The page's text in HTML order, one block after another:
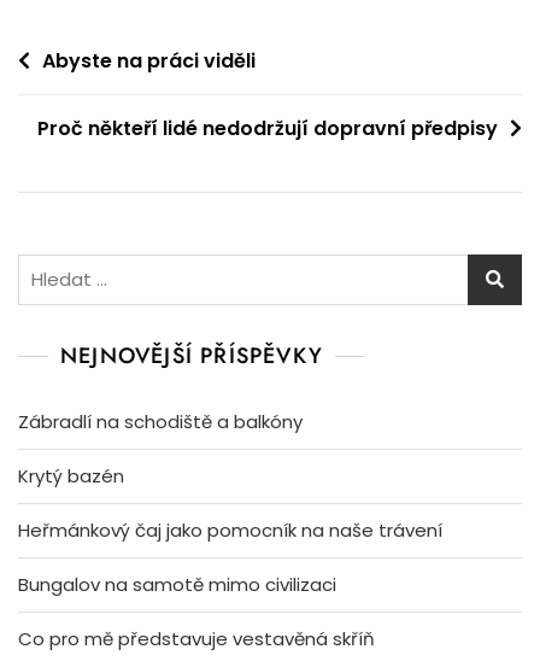
Navigace
příspěvek
Abyste na práci viděli
Proč někteří lidé nedodržují dopravní předpisy
Vyhledávání
NEJNOVĚJŠÍ PŘÍSPĚVKY
Zábradlí na schodiště a balkóny
Krytý bazén
Heřmánkový čaj jako pomocník na naše trávení
Bungalov na samotě mimo civilizaci
Co pro mě představuje vestavěná skříň